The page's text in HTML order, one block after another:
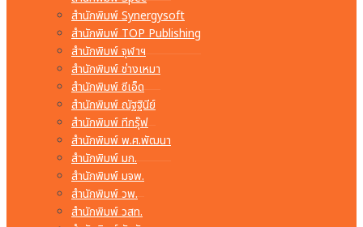
สำนักพิมพ์ Synergysoft
สำนักพิมพ์ TOP Publishing
สำนักพิมพ์ จุฬาฯ
สำนักพิมพ์ ช่างเหมา
สำนักพิมพ์ ซีเอ็ด
สำนักพิมพ์ ณัฐฐินีย์
สำนักพิมพ์ ทีกรุ๊ฟ
สำนักพิมพ์ พ.ศ.พัฒนา
สำนักพิมพ์ มก.
สำนักพิมพ์ มจพ.
สำนักพิมพ์ วพ.
สำนักพิมพ์ วสท.